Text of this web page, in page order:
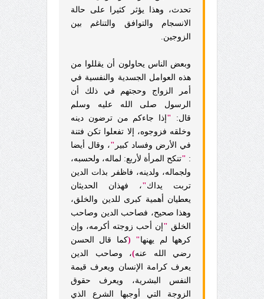
تحدث، وهذا يؤثر كثيرا على حالة
الانسجام والتوافق والتناغم بين
الزوجين.
وبعض الناس يحاولون أن يقللوا من
هذه العوامل الجسدية والنفسية في
أمر الزواج وحجتهم في ذلك أن
الرسول صلى الله عليه وسلم
قال:
" إذا جاءكم من ترضون دينه
وخلقه فزوجوه، إلا تفعلوا تكن فتنة
في الأرض وفساد كبير "، وقال أيضا
:
"تنكح المرأة لأربع: لماله، ولحسبه،
ولجماله، ولدينه، فاظفر بذات الدين
تربت يداك"، فهذان الحديثان
يعطيان أهمية كبرى للدين والخلق،
وهذا صحيح، فصاحب الدين وصاحب
الخلق " إن أحب زوجته أكرمه، وإن
كرهها لم يهنها" (كما قال الحسن
رضي الله عنه)، وصاحب الدين
يعرف كرامة الإنسان ويعرف قيمة
النفس البشرية، ويعرف حقوق
الزوجة التي أوجبها الشرع الذي